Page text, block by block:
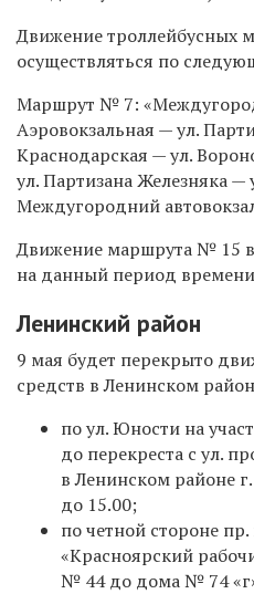
Движениетроллейбусных
осуществляться по
Маршрут № 7:
Аэровокзальная — ул.
Краснодарская — ул.
ул. Партизана Железняка —
Междугородний
Движение маршрута № 15
на данный период
Ленинский район
9 мая будет перекрыто
средств в Ленинском
по ул. Юности на
до перекреста с ул.
в Ленинском районе
до 15.00;
по четной стороне
«Красноярский
№ 44 до дома № 74